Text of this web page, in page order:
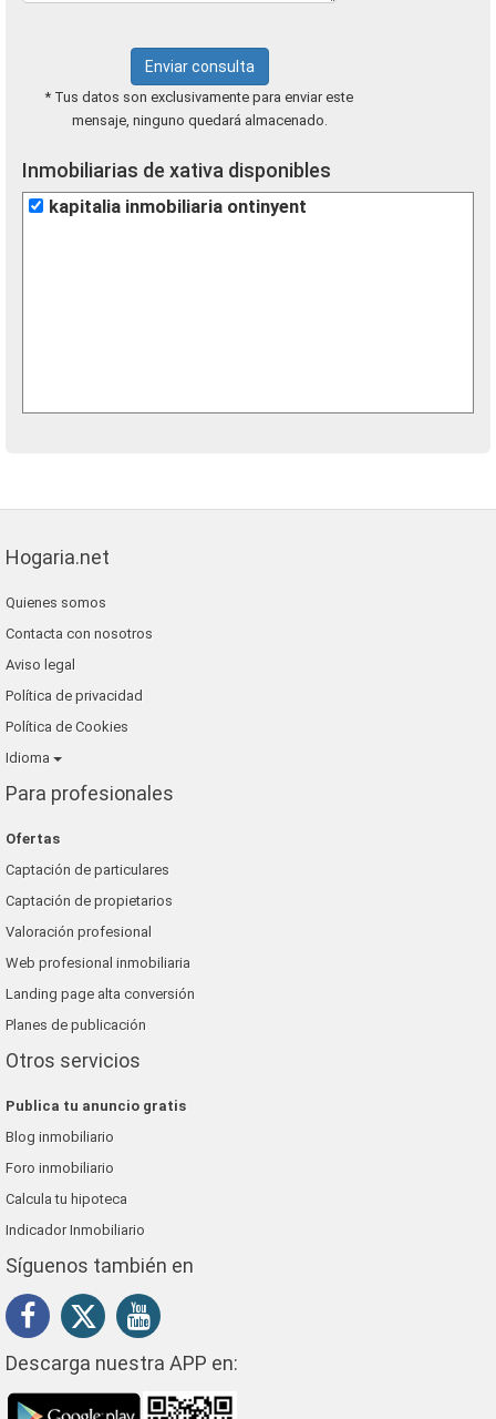
Enviar consulta
* Tus datos son exclusivamente para enviar este
mensaje, ninguno quedará almacenado.
Inmobiliarias de xativa disponibles
kapitalia inmobiliaria ontinyent
Hogaria.net
Quienes somos
Contacta con nosotros
Aviso legal
Política de privacidad
Política de Cookies
Idioma
Para profesionales
Ofertas
Captación de particulares
Captación de propietarios
Valoración profesional
Web profesional inmobiliaria
Landing page alta conversión
Planes de publicación
Otros servicios
Publica tu anuncio gratis
Blog inmobiliario
Foro inmobiliario
Calcula tu hipoteca
Indicador Inmobiliario
Síguenos también en
Descarga nuestra APP en: